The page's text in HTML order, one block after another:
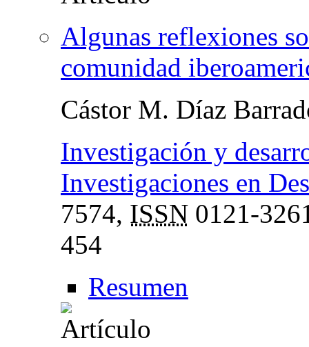
Algunas reflexiones
comunidad
Cástor M. Díaz
Investigación y
Investigaciones en
7574, ISSN 0121-
454
Resumen